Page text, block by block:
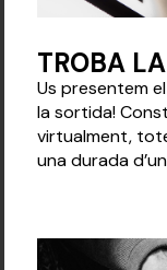
TROBA
Us presentem
la sortida!
virtualment,
una durada